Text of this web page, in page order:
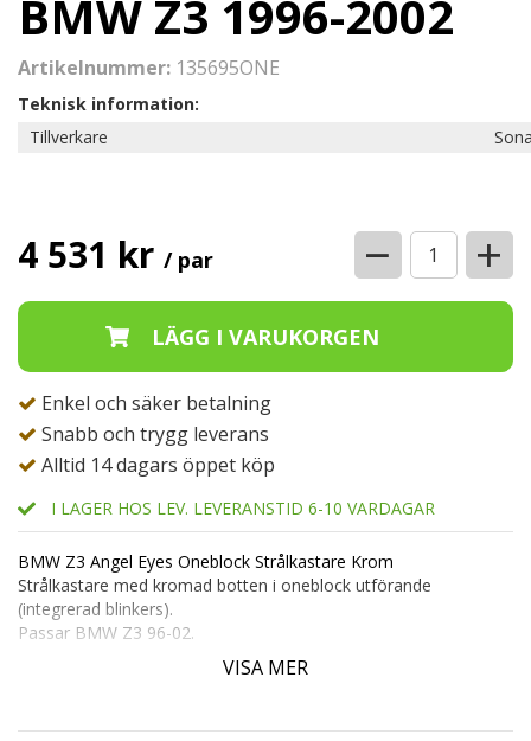
BMW Z3 1996-2002
Artikelnummer: 135695ONE
Teknisk information:
Tillverkare
4 531 kr / par − +
Enkel och säker betalning
Snabb och trygg leverans
Alltid 14 dagars öppet köp
I LAGER HOS LEV. LEVERANSTID 6-10 VARDAGAR
BMW Z3 Angel Eyes Oneblock Strålkastare Krom
Strålkastare med kromad botten i oneblock utförande
(integrerad blinkers).
Passar BMW Z3 96-02.
Passar rakt på om du har 5w lampa till positionen i
På bilar med positionsljus i kofångaren så kan ström tjuvas från
VISA MER